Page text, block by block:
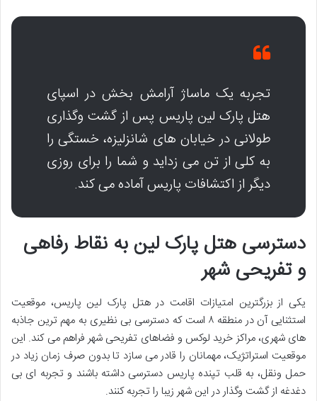
تجربه یک ماساژ آرامش بخش در اسپای
هتل پارک لین پاریس پس از گشت وگذاری
طولانی در خیابان های شانزلیزه، خستگی را
به کلی از تن می زداید و شما را برای روزی
دیگر از اکتشافات پاریس آماده می کند.
دسترسی هتل پارک لین به نقاط رفاهی
و تفریحی شهر
یکی از بزرگترین امتیازات اقامت در هتل پارک لین پاریس، موقعیت
استثنایی آن در منطقه ۸ است که دسترسی بی نظیری به مهم ترین جاذبه
های شهری، مراکز خرید لوکس و فضاهای تفریحی شهر فراهم می کند. این
موقعیت استراتژیک، مهمانان را قادر می سازد تا بدون صرف زمان زیاد در
حمل ونقل، به قلب تپنده پاریس دسترسی داشته باشند و تجربه ای بی
دغدغه از گشت وگذار در این شهر زیبا را تجربه کنند.